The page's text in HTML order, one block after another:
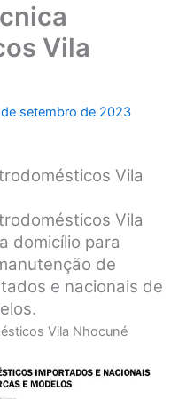
Vila
setembro de 2023
Vila
Vila
domicílio para
de
e nacionais de
Vila Nhocuné